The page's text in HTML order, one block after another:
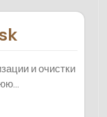
и очистки